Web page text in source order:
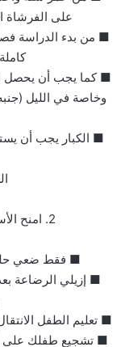
على
■ من بدء الدراسة
■ كما يجب أن يحصل
وخاصة في الليل
■ الكبار يجب أن
2. امنح الأسنان فترة راحة من الأكل والشرب:
■ فقط ضعي
■ إزيلي الرضاعة
■ تعليم الطفل
■ تشجيع طفلك على